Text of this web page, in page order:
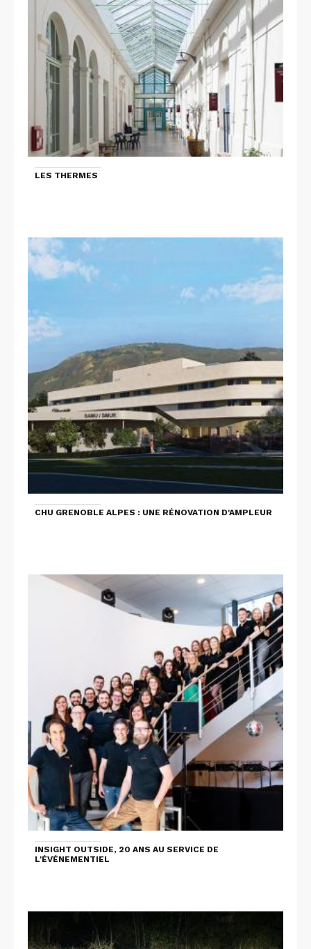
LES THERMES
CHU GRENOBLE ALPES : UNE RÉNOVATION D'AMPLEUR
INSIGHT OUTSIDE, 20 ANS AU SERVICE DE
L'ÉVÉNEMENTIEL